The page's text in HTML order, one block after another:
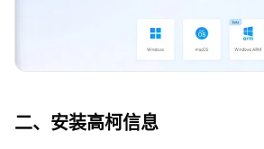
二、安装高柯信息